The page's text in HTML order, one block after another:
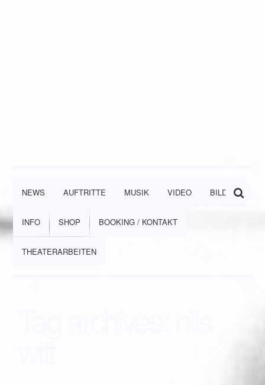
NEWS AUFTRITTE MUSIK VIDEO BILDER
INFO SHOP BOOKING / KONTAKT
THEATERARBEITEN